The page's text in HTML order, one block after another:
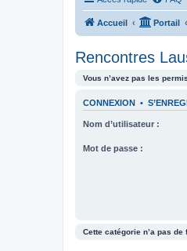
Accueil Portail
Rencontres
Vous n’avez pas les
CONNEXION •
Nom d’utilisateur :
Mot de passe :
Cette catégorie n’a pas de